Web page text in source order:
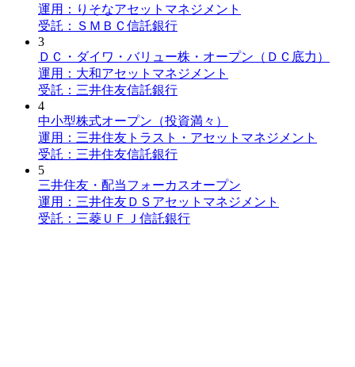
運用：りそなアセットマネジメント
受託：ＳＭＢＣ信託銀行
3
ＤＣ・ダイワ・バリュー株・オープン（ＤＣ底力）
運用：大和アセットマネジメント
受託：三井住友信託銀行
4
中小型株式オープン（投資満々）
運用：三井住友トラスト・アセットマネジメント
受託：三井住友信託銀行
5
三井住友・配当フォーカスオープン
運用：三井住友ＤＳアセットマネジメント
受託：三菱ＵＦＪ信託銀行